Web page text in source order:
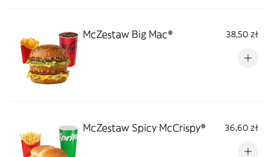
McZestaw Big Mac® 38,50 zł
McZestaw Spicy McCrispy® 36,60 zł